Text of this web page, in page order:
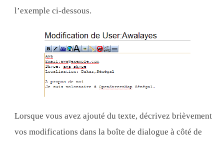
l’exemple ci-dessous.
Lorsque vous avez ajouté du texte, décrivez brièvement
vos modifications dans la boîte de dialogue à côté de